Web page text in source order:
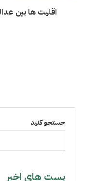
اقلیت ها بین
جستجو کنید
بست هاي اخير